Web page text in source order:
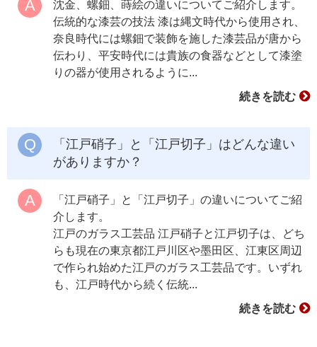
沈金、螺鈿、蒔絵の違いについてご紹介します。
伝統的な漆芸の技法 漆は縄文時代から使用され、
奈良時代には螺鈿で装飾を施した漆芸品が唐から
伝わり、平安時代には貴族の食器などとして漆塗
りの器が使用されるように...
続きを読む
「江戸硝子」と「江戸切子」はどんな違い
がありますか？
「江戸硝子」と「江戸切子」の違いについてご紹
介します。
江戸のガラス工芸品 江戸硝子と江戸切子は、どち
らも現在の東京都江戸川区や墨田区、江東区周辺
で作られ始めた江戸のガラス工芸品です。いずれ
も、江戸時代から続く伝統...
続きを読む